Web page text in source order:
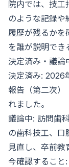
院内では、技工
のような記録や
履歴が残るかを
を誰が説明でき
決定済み・議論
決定済み: 2026
報告（第二次）
れました。
議論中: 訪問歯
の歯科技工、口
見直し、卒前教
今確認すること